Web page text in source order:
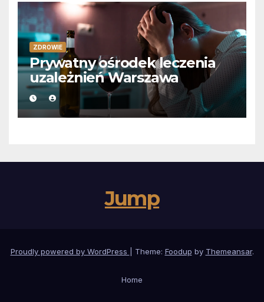
ZDROWIE
Prywatny ośrodek leczenia
uzależnień Warszawa
Jump
Proudly powered by WordPress Theme: Foodup by Themeansar.
Home